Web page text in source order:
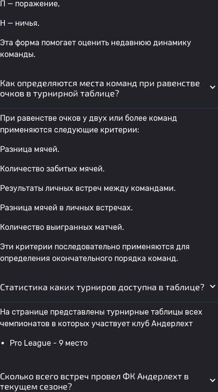
П — поражение,
Н — ничья.
Эта форма помогает оценить недавнюю динамику
команды.
Как определяются места команд при равенстве
очков в турнирной таблице?
При равенстве очков у двух или более команд
применяются следующие критерии:
Разница мячей.
Количество забитых мячей.
Результаты личных встреч между командами.
Разница мячей в личных встречах.
Количество выигранных матчей.
Эти критерии последовательно применяются для
определения окончательного порядка команд.
Статистика каких турниров доступна в таблице?
На странице представлены турнирные таблицы всех
чемпионатов в которых участвует клуб Андерлехт
Pro League - 9 место
Сколько всего встреч провел ФК Андерлехт в
текущем сезоне?